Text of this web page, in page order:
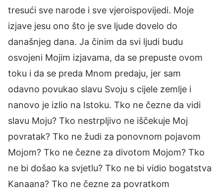
tresući sve narode i sve vjeroispovijedi. Moje
izjave jesu ono što je sve ljude dovelo do
današnjeg dana. Ja činim da svi ljudi budu
osvojeni Mojim izjavama, da se prepuste ovom
toku i da se preda Mnom predaju, jer sam
odavno povukao slavu Svoju s cijele zemlje i
nanovo je izlio na Istoku. Tko ne čezne da vidi
slavu Moju? Tko nestrpljivo ne iščekuje Moj
povratak? Tko ne žudi za ponovnom pojavom
Mojom? Tko ne čezne za divotom Mojom? Tko
ne bi došao ka svjetlu? Tko ne bi vidio bogatstva
Kanaana? Tko ne čezne za povratkom